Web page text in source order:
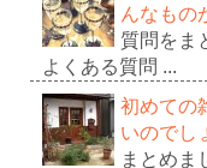
んなもの
質問をま
よくある質問 ...
初めての
いのでし
まとめま